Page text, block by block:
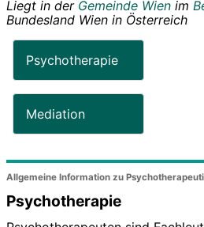
Liegt in der Gemeinde Wien im
Bundesland Wien in Österreich
Psychotherapie
Mediation
Allgemeine Information zu
Psychotherapie